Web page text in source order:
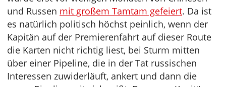
und Russen mit großem Tamtam gefeiert. Da ist
es natürlich politisch höchst peinlich, wenn der
Kapitän auf der Premierenfahrt auf dieser Route
die Karten nicht richtig liest, bei Sturm mitten
über einer Pipeline, die in der Tat russischen
Interessen zuwiderläuft, ankert und dann die